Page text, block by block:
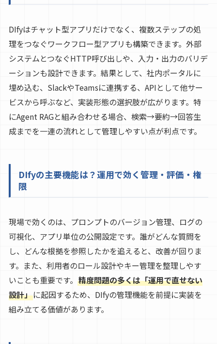
DIfyはチャット型アプリだけでなく、複数ステップの処
理をつなぐワークフロー型アプリも構築できます。外部
システムとつなぐHTTP呼び出しや、入力・出力のバリデ
ーションも設計できます。結果として、社内ポータルに
埋め込む、SlackやTeamsに連携する、APIとして他サー
ビスから呼ぶなど、実装形態の選択肢が広がります。特
にAgent RAGと組み合わせる場合、検索→要約→回答生
成までを一連の流れとして管理しやすい点が利点です。
DIfyの主要機能は？運用で効く管理・評価・権
限
現場で効くのは、プロンプトのバージョン管理、ログの
可視化、アプリ単位の公開設定です。誰がどんな質問を
し、どんな根拠を参照したかを追えると、改善が回りま
す。また、利用者のロール設計やキー管理を整理しやす
いことも重要です。 精度問題の多くは「運用で直せない
設計」に起因するため、DIfyの管理機能を前提に実装を
組み立てる価値があります。